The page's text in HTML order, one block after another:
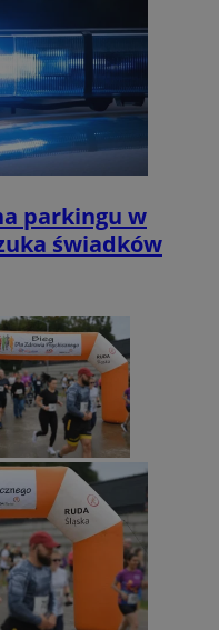
parkingu w
świadków